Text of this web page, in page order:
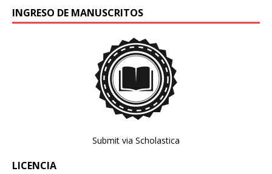
INGRESO DE MANUSCRITOS
Submit via Scholastica
LICENCIA